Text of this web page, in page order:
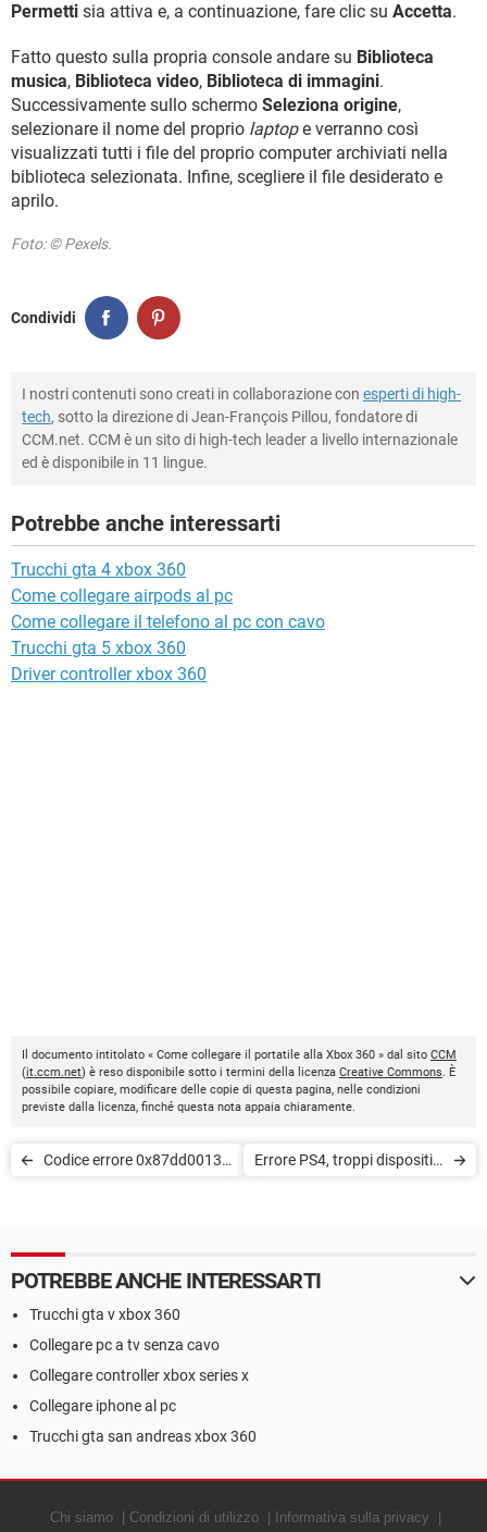
Permetti sia attiva e, a continuazione, fare clic su Accetta.
Fatto questo sulla propria console andare su Biblioteca
musica, Biblioteca video, Biblioteca di immagini.
Successivamente sullo schermo Seleziona origine,
selezionare il nome del proprio laptope verranno così
visualizzati tutti i file del proprio computer archiviati nella
biblioteca selezionata. Infine, scegliere il file desiderato e
aprilo.
Foto: © Pexels.
Condividi
I nostri contenuti sono creati in collaborazione con esperti di high-
tech, sotto la direzione di Jean-François Pillou, fondatore di
CCM.net. CCM è un sito di high-tech leader a livello internazionale
ed è disponibile in 11 lingue.
Potrebbe anche interessarti
Trucchi gta 4 xbox 360
Come collegare airpods al pc
Come collegare il telefono al pc con cavo
Trucchi gta 5 xbox 360
Driver controller xbox 360
Il documento intitolato « Come collegare il portatile alla Xbox 360 » dal sito CCM
(it.ccm.net) è reso disponibile sotto i termini della licenza Creative Commons. È
possibile copiare, modificare delle copie di questa pagina, nelle condizioni
previste dalla licenza, finché questa nota appaia chiaramente.
Codice errore 0x87dd0013
Errore PS4, troppi dispositivi
POTREBBE ANCHE INTERESSARTI
Trucchi gta v xbox 360
Collegare pc a tv senza cavo
Collegare controller xbox series x
Collegare iphone al pc
Trucchi gta san andreas xbox 360
Chi siamo Condizioni di utilizzo Informativa sulla privacy